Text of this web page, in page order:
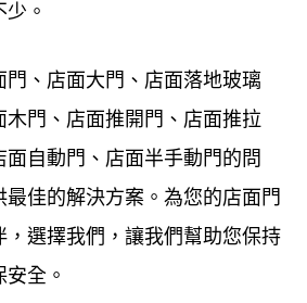
。
門、店面大門、店面落地玻璃
木門、店面推開門、店面推拉
面自動門、店面半手動門的問
佳的解決方案。為您的店面門
，選擇我們，讓我們幫助您保持
全。